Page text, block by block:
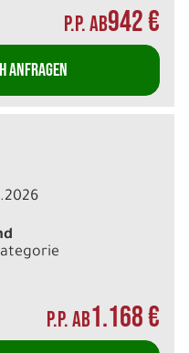
P.P. AB942 €
ANFRAGEN
P.P. AB1.168 €